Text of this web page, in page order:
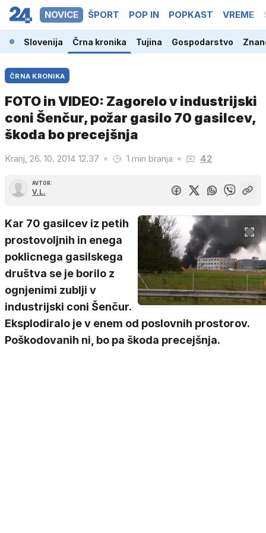
NOVICE ŠPORT POP IN POPKAST VREME
Slovenija Črna kronika Tujina Gospodarstvo
ČRNA KRONIKA
FOTO in VIDEO: Zagorelo v industrijski
coni Šenčur, požar gasilo 70 gasilcev,
škoda bo precejšnja
Kranj, 26. 10. 2014 12.37 1 min branja 42
AVTOR:
V.L.
Kar 70 gasilcev iz petih
prostovoljnih in enega
poklicnega gasilskega
društva se je borilo z
ognjenimi zublji v
industrijski coni Šenčur.
Eksplodiralo je v enem od poslovnih prostorov.
Poškodovanih ni, bo pa škoda precejšnja.